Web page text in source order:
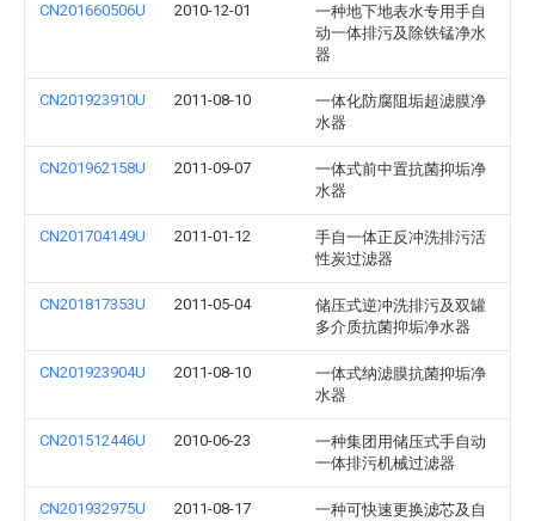
CN201660506U 2010-12-01
一种地下地表水专用手自
动一体排污及除铁锰净水
器
CN201923910U 2011-08-10
一体化防腐阻垢超滤膜净
水器
CN201962158U 2011-09-07
一体式前中置抗菌抑垢净
水器
CN201704149U 2011-01-12
手自一体正反冲洗排污活
性炭过滤器
CN201817353U 2011-05-04
储压式逆冲洗排污及双罐
多介质抗菌抑垢净水器
CN201923904U 2011-08-10
一体式纳滤膜抗菌抑垢净
水器
CN201512446U 2010-06-23
一种集团用储压式手自动
一体排污机械过滤器
CN201932975U 2011-08-17
一种可快速更换滤芯及自